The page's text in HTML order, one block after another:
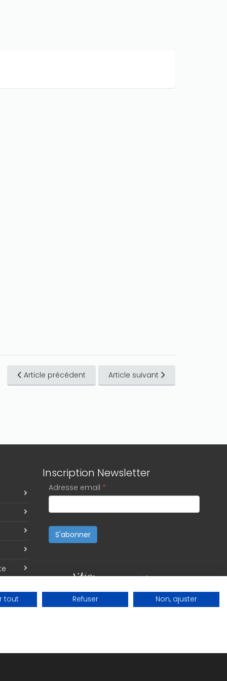
Article précédent Article suivant
Inscription Newsletter
Adresse email *
S'abonner
tout Refuser Non, ajuster